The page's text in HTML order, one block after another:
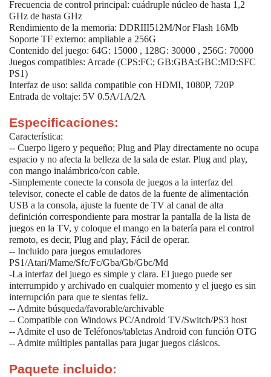
Frecuencia de control principal: cuádruple núcleo de hasta 1,2
GHz de hasta GHz
Rendimiento de la memoria: DDRIII512M/Nor Flash 16Mb
Soporte TF externo: ampliable a 256G
Contenido del juego: 64G: 15000 , 128G: 30000 , 256G: 70000
Juegos compatibles: Arcade (CPS:FC; GB:GBA:GBC:MD:SFC
PS1)
Interfaz de uso: salida compatible con HDMI, 1080P, 720P
Entrada de voltaje: 5V 0.5A/1A/2A
Especificaciones:
Característica:
-- Cuerpo ligero y pequeño; Plug and Play directamente no ocupa
espacio y no afecta la belleza de la sala de estar. Plug and play,
con mango inalámbrico/con cable.
-Simplemente conecte la consola de juegos a la interfaz del
televisor, conecte el cable de datos de la fuente de alimentación
USB a la consola, ajuste la fuente de TV al canal de alta
definición correspondiente para mostrar la pantalla de la lista de
juegos en la TV, y coloque el mango en la batería para el control
remoto, es decir, Plug and play, Fácil de operar.
-- Incluido para juegos emuladores
PS1/Atari/Mame/Sfc/Fc/Gba/Gb/Gbc/Md
-La interfaz del juego es simple y clara. El juego puede ser
interrumpido y archivado en cualquier momento y el juego es sin
interrupción para que te sientas feliz.
-- Admite búsqueda/favorable/archivable
-- Compatible con Windows PC/Android TV/Switch/PS3 host
-- Admite el uso de Teléfonos/tabletas Android con función OTG
-- Admite múltiples pantallas para jugar juegos clásicos.
Paquete incluido: